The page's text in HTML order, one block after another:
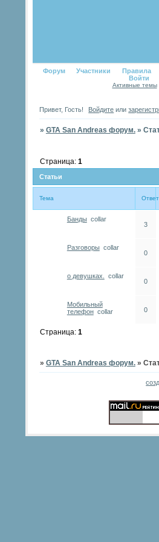
Форум Участники Правила
Войти
Активные темы
Привет, Гость! Войдите или
» GTA San Andreas форум. »
Статьи
Страница: 1
Тема
Банды collar
3
Разговоры collar
0
о девушках. collar
0
Мобильный
телефон collar 0
Страница: 1
» GTA San Andreas форум. »